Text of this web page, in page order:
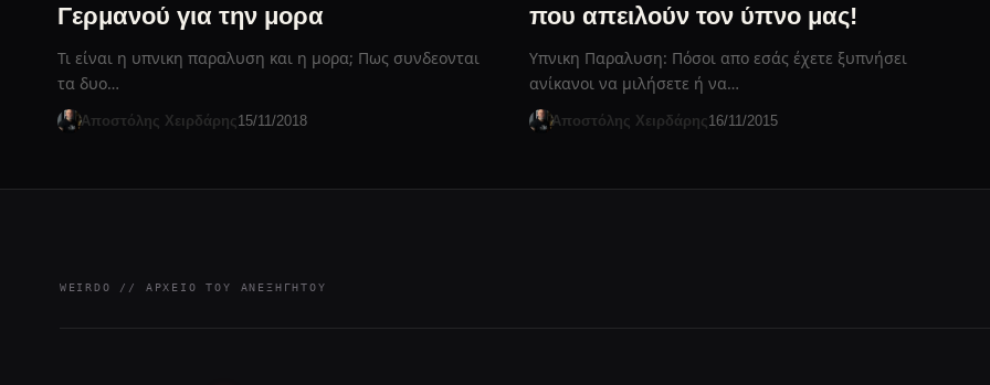
Γερμανού για την μορα
Τι είναι η υπνικη παραλυση και η μορα; Πως συνδεονται
τα δυο…
Αποστόλης Χειρδάρης 15/11/2018
που απειλούν τον ύπνο μας!
Υπνικη Παραλυση: Πόσοι απο εσάς έχετε ξυπνήσει
ανίκανοι να μιλήσετε ή να…
Αποστόλης Χειρδάρης 16/11/2015
WEIRDO // ΑΡΧΕΊΟ ΤΟΥ ΑΝΕΞΉΓΗΤΟΥ